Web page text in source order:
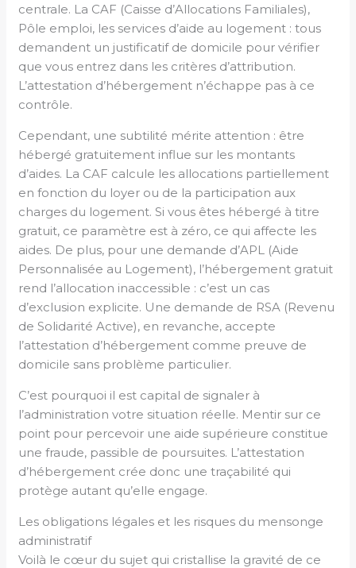
centrale. La CAF (Caisse d’Allocations Familiales),
Pôle emploi, les services d’aide au logement : tous
demandent un justificatif de domicile pour vérifier
que vous entrez dans les critères d’attribution.
L’attestation d’hébergement n’échappe pas à ce
contrôle.
Cependant, une subtilité mérite attention : être
hébergé gratuitement influe sur les montants
d’aides. La CAF calcule les allocations partiellement
en fonction du loyer ou de la participation aux
charges du logement. Si vous êtes hébergé à titre
gratuit, ce paramètre est à zéro, ce qui affecte les
aides. De plus, pour une demande d’APL (Aide
Personnalisée au Logement), l’hébergement gratuit
rend l’allocation inaccessible : c’est un cas
d’exclusion explicite. Une demande de RSA (Revenu
de Solidarité Active), en revanche, accepte
l’attestation d’hébergement comme preuve de
domicile sans problème particulier.
C’est pourquoi il est capital de signaler à
l’administration votre situation réelle. Mentir sur ce
point pour percevoir une aide supérieure constitue
une fraude, passible de poursuites. L’attestation
d’hébergement crée donc une traçabilité qui
protège autant qu’elle engage.
Les obligations légales et les risques du mensonge
administratif
Voilà le cœur du sujet qui cristallise la gravité de ce